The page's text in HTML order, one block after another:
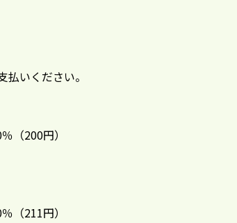
いください。
（200円）
（211円）